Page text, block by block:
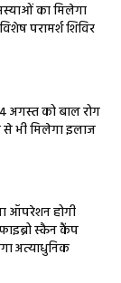
का मिलेगा
परामर्श शिविर
अगस्त को बाल रोग
भी मिलेगा इलाज
ऑपरेशन होगी
स्कैन कैंप
अत्याधुनिक